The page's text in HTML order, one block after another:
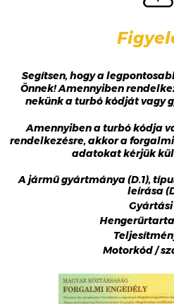
Segítsen, hogy a
Önnek! Amennyiben
nekünk a turbó kódját vagy
Amennyiben a turbó kódja
rendelkezésre, akkor a
adatokat kérjük
A jármű gyártmánya (D.1),
leírása
Gyártási
Motorkód /